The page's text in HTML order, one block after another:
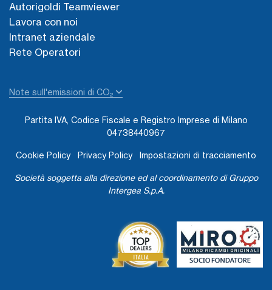
Autorigoldi Teamviewer
Lavora con noi
Intranet aziendale
Rete Operatori
Note sull'emissioni di CO₂
Partita IVA, Codice Fiscale e Registro Imprese di Milano
04738440967
Cookie Policy Privacy Policy Impostazioni di tracciamento
Società soggetta alla direzione ed al coordinamento di Gruppo
Intergea S.p.A.